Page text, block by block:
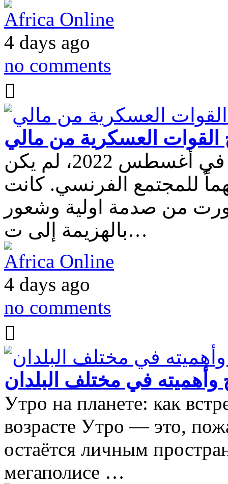
Africa Online
4 days ago
no comments
العسكرية من مالي
خروج القوات الفرنسية من مالي، الذي أنهي في أغسطس 2022، لم يكن
للمجتمع الفرنسي. كانت
من صدمة اولية وشعور
بالهزيمة إلى ت…
Africa Online
4 days ago
no comments
في مختلف البلدان
Утро на планете: как
возрасте Утро — это,
остаётся личным
мегаполисе …